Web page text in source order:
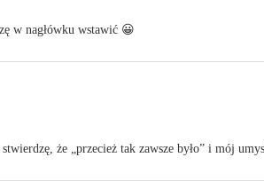
w nagłówku wstawić 😀
że „przecież tak zawsze było” i mój